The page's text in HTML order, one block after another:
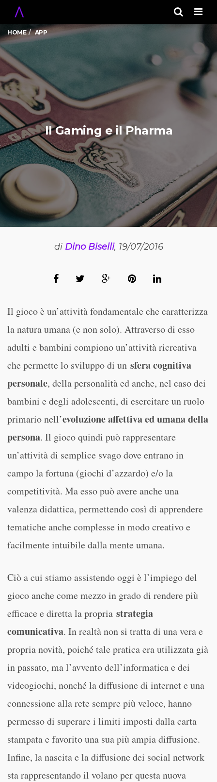
HOME APP
Il Gaming e il Pharma
di Dino Biselli, 19/07/2016
Il gioco è un’attività fondamentale che caratterizza
la natura umana (e non solo). Attraverso di esso
adulti e bambini compiono un’attività ricreativa
che permette lo sviluppo di un sfera cognitiva
personale, della personalità ed anche, nel caso dei
bambini e degli adolescenti, di esercitare un ruolo
primario nell’evoluzione affettiva ed umana della
persona. Il gioco quindi può rappresentare
un’attività di semplice svago dove entrano in
campo la fortuna (giochi d’azzardo) e/o la
competitività. Ma esso può avere anche una
valenza didattica, permettendo così di apprendere
tematiche anche complesse in modo creativo e
facilmente intuibile dalla mente umana.
Ciò a cui stiamo assistendo oggi è l’impiego del
gioco anche come mezzo in grado di rendere più
efficace e diretta la propria strategia
comunicativa. In realtà non si tratta di una vera e
propria novità, poiché tale pratica era utilizzata già
in passato, ma l’avvento dell’informatica e dei
videogiochi, nonché la diffusione di internet e una
connessione alla rete sempre più veloce, hanno
permesso di superare i limiti imposti dalla carta
stampata e favorito una sua più ampia diffusione.
Infine, la nascita e la diffusione dei social network
sta rappresentando il volano per questa nuova